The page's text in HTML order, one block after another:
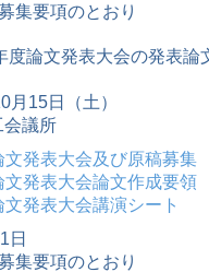
集要項のとおり
論文発表大会の発表論
15日（土）
議所
発表大会及び原稿募集
発表大会論文作成要領
発表大会講演シート
日
集要項のとおり